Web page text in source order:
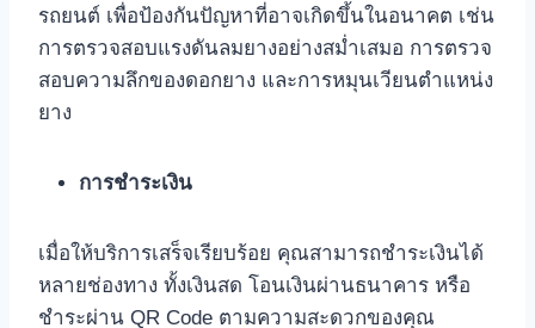
รถยนต์ เพื่อป้องกันปัญหาที่อาจเกิดขึ้นในอนาคต เช่น
การตรวจสอบแรงดันลมยางอย่างสม่ำเสมอ การตรวจ
สอบความลึกของดอกยาง และการหมุนเวียนตำแหน่ง
ยาง
การชำระเงิน
เมื่อให้บริการเสร็จเรียบร้อย คุณสามารถชำระเงินได้
หลายช่องทาง ทั้งเงินสด โอนเงินผ่านธนาคาร หรือ
ชำระผ่าน QR Code ตามความสะดวกของคุณ